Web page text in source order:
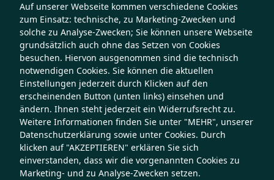
Auf unserer Webseite kommen verschiedene Cookies
zum Einsatz: technische, zu Marketing-Zwecken und
solche zu Analyse-Zwecken; Sie können unsere Webseite
grundsätzlich auch ohne das Setzen von Cookies
besuchen. Hiervon ausgenommen sind die technisch
notwendigen Cookies. Sie können die aktuellen
Einstellungen jederzeit durch Klicken auf den
erscheinenden Button (unten links) einsehen und
ändern. Ihnen steht jederzeit ein Widerrufsrecht zu.
Weitere Informationen finden Sie unter "MEHR", unserer
Datenschutzerklärung sowie unter Cookies. Durch
klicken auf "AKZEPTIEREN" erklären Sie sich
einverstanden, dass wir die vorgenannten Cookies zu
Marketing- und zu Analyse-Zwecken setzen.